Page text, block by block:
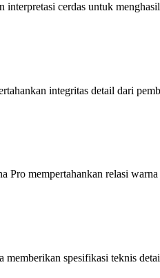
interpretasi cerdas untuk
integritas detail dari
Pro mempertahankan relasi
spesifikasi teknis